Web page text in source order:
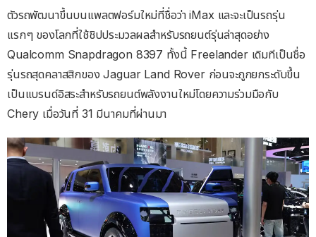
ตัวรถพัฒนาขึ้นบนแพลตฟอร์มใหม่ที่ชื่อว่า iMax และจะเป็นรถรุ่น
แรกๆ ของโลกที่ใช้ชิปประมวลผลสำหรับรถยนต์รุ่นล่าสุดอย่าง
Qualcomm Snapdragon 8397 ทั้งนี้ Freelander เดิมทีเป็นชื่อ
รุ่นรถสุดคลาสสิกของ Jaguar Land Rover ก่อนจะถูกยกระดับขึ้น
เป็นแบรนด์อิสระสำหรับรถยนต์พลังงานใหม่โดยความร่วมมือกับ
Chery เมื่อวันที่ 31 มีนาคมที่ผ่านมา